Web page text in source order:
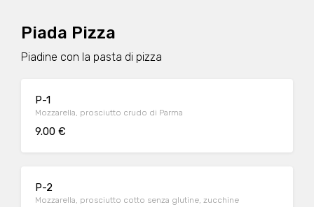
Piada Pizza
Piadine con la pasta di pizza
P-1
Mozzarella, prosciutto crudo di Parma
9.00 €
P-2
Mozzarella, prosciutto cotto senza glutine, zucchine